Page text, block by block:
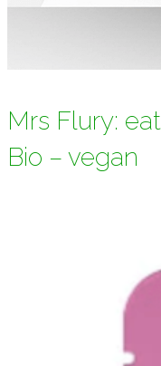
Mrs Flury:
Bio – vegan